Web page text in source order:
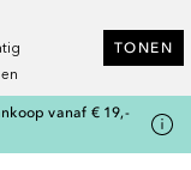
TONEN
vanaf € 19,-